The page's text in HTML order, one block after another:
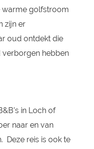
warme golfstroom
zijn er
oud ontdekt die
verborgen hebben
in Loch of
naar en van
Deze reis is ook te